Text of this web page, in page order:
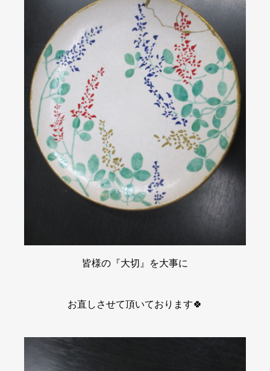
皆様の『大切』を大事に
お直しさせて頂いております🍀